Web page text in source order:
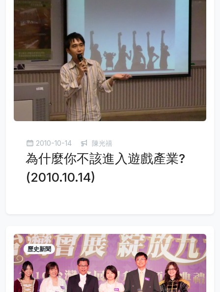
2010-10-14 陳光禧
為什麼你不該進入遊戲產業?
(2010.10.14)
歷史新聞